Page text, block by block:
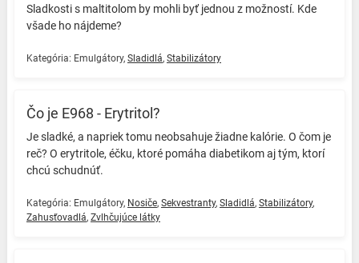
Sladkosti s maltitolom by mohli byť jednou z možností. Kde
všade ho nájdeme? ️
Kategória: Emulgátory, Sladidlá, Stabilizátory
Čo je E968 - Erytritol?
Je sladké, a napriek tomu neobsahuje žiadne kalórie. O čom je
reč? O erytritole, éčku, ktoré pomáha diabetikom aj tým, ktorí
chcú schudnúť. ️
Kategória: Emulgátory, Nosiče, Sekvestranty, Sladidlá, Stabilizátory,
Zahusťovadlá, Zvlhčujúce látky